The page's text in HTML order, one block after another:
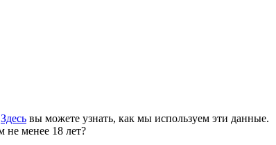
Здесь вы можете узнать, как мы используем эти данные.
не менее 18 лет?